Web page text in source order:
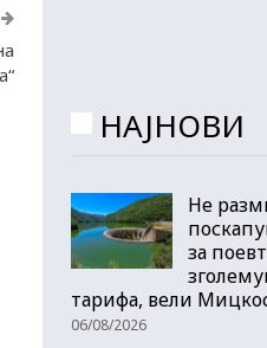
НАЈНОВИ
Не
за
тарифа, вели
06/08/2026